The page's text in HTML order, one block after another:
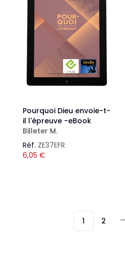
Pourquoi Dieu envoie-t-
il l'épreuve -eBook
Billeter M.
Réf. ZE37EFR
6,05 €
1 2